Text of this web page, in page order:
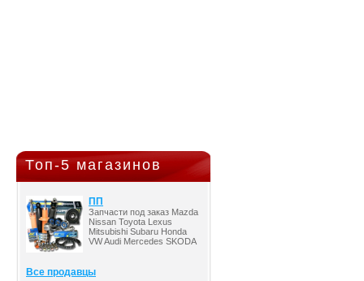
Топ-5 магазинов
ПП
Запчасти под заказ Mazda
Nissan Toyota Lexus
Mitsubishi Subaru Honda
VW Audi Mercedes SKODA
Все продавцы